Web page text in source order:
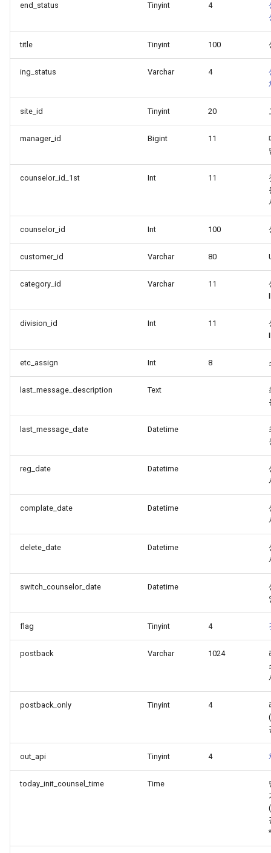
end_status Tinyint 4
title Tinyint 100
ing_status Varchar 4
site_id Tinyint 20
manager_id Bigint 11
counselor_id_1st Int 11
counselor_id Int 100
customer_id Varchar 80
category_id Varchar 11
division_id Int 11
etc_assign Int 8
last_message_description Text
last_message_date Datetime
reg_date Datetime
complate_date Datetime
delete_date Datetime
switch_counselor_date Datetime
flag Tinyint 4
postback Varchar 1024
postback_only Tinyint 4
out_api Tinyint 4
today_init_counsel_time Time